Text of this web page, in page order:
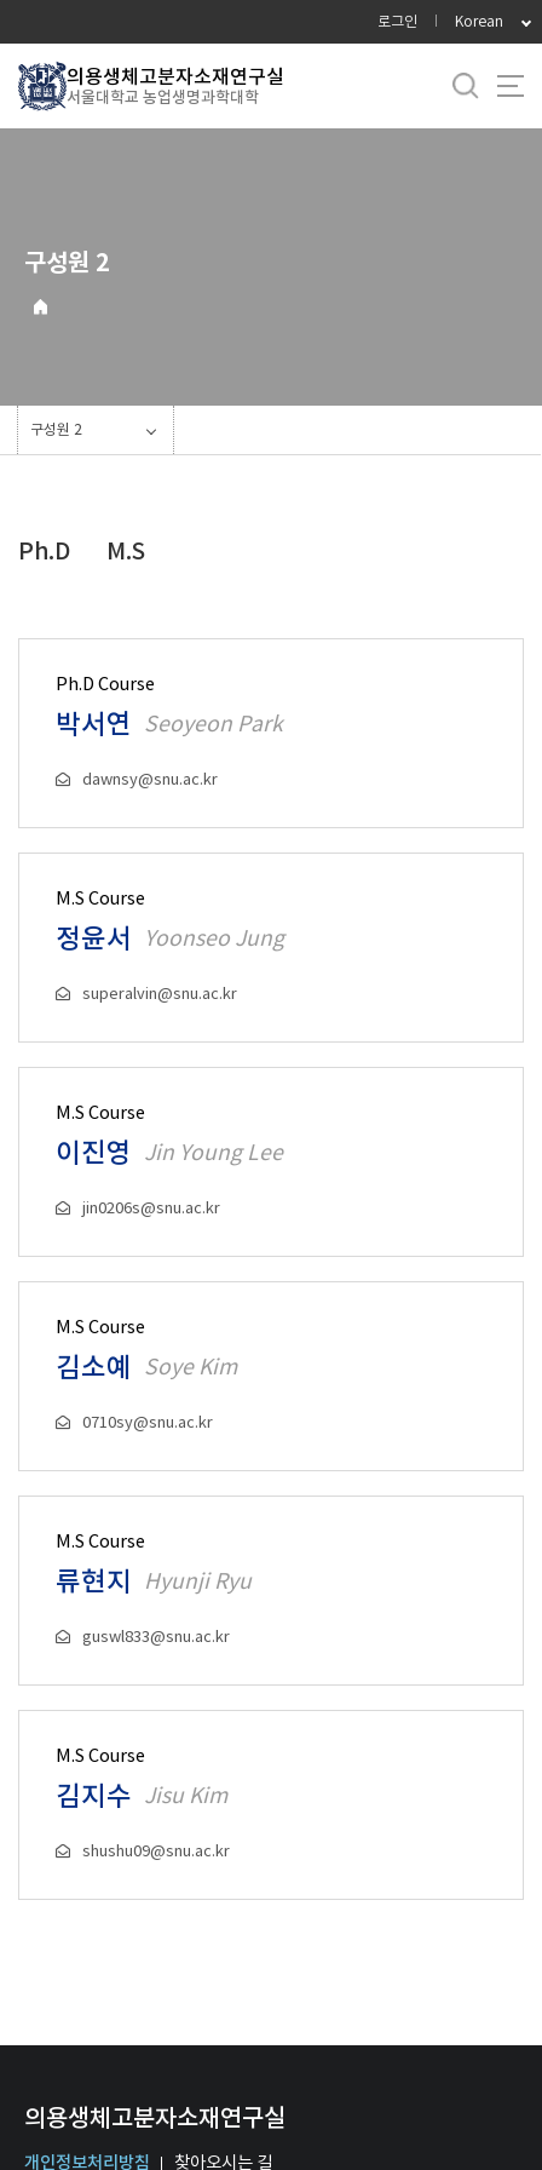
로
메
로그인 Korean
의용생체고분자소재연구실
서울대학교 농업생명과학대학
구성원 2
구성원 2
Ph.D M.S
Ph.D Course
박서연 Seoyeon Park
dawnsy@snu.ac.kr
M.S Course
정윤서 Yoonseo Jung
superalvin@snu.ac.kr
M.S Course
이진영 Jin Young Lee
jin0206s@snu.ac.kr
M.S Course
김소예 Soye Kim
0710sy@snu.ac.kr
M.S Course
류현지 Hyunji Ryu
guswl833@snu.ac.kr
M.S Course
김지수 Jisu Kim
shushu09@snu.ac.kr
의용생체고분자소재연구실
개인정보처리방침 찾아오시는 길